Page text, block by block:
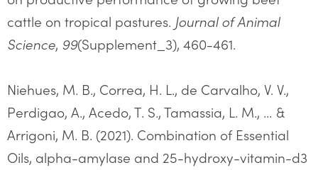
cattle on tropical pastures. Journal of Animal
Science, 99(Supplement_3), 460-461.
Niehues, M. B., Correa, H. L., de Carvalho, V. V.,
Perdigao, A., Acedo, T. S., Tamassia, L. M., … &
Arrigoni, M. B. (2021). Combination of Essential
Oils, alpha-amylase and 25-hydroxy-vitamin-d3